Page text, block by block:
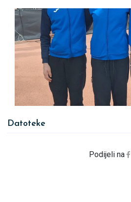
Datoteke
Podijeli na